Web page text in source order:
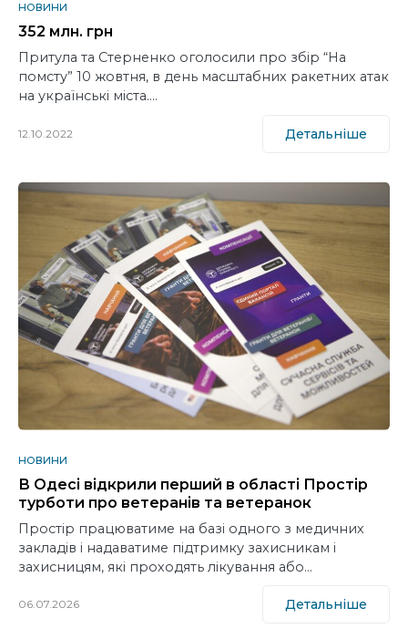
НОВИНИ
352 млн. грн
Притула та Стерненко оголосили про збір “На
помсту” 10 жовтня, в день масштабних ракетних атак
на українські міста.…
12.10.2022 Детальніше
НОВИНИ
В Одесі відкрили перший в області Простір
турботи про ветеранів та ветеранок
Простір працюватиме на базі одного з медичних
закладів і надаватиме підтримку захисникам і
захисницям, які проходять лікування або…
06.07.2026 Детальніше